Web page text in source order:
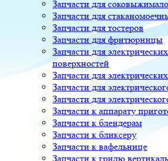
Запчасти для
Запчасти для
Запчасти для тостеров
Запчасти для фритюрницы
Запчасти для
поверхностей
Запчасти для
Запчасти для
Запчасти для
Запчасти к аппарату
Запчасти к блендерам
Запчасти к бликсеру
Запчасти к вафельнице
Запчасти к грилю